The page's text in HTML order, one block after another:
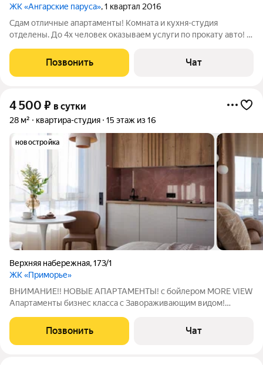
ЖК «Ангарские паруса», 1 квартал 2016
Сдам отличные апартаменты! Комната и кухня-студия
отделены. До 4х человек оказываем услуги по прокату авто! 2
спальне,что очень удобно! Есть все для комфортного
проживания Вай фай 100Мбт
Позвонить Чат
4 500 ₽ в сутки
28 м² квартира-студия 15 этаж из 16
новостройка
Верхняя набережная,173/1
ЖК «Приморье»
ВНИМАНИЕ!! НОВЫЕ АПАРТАМЕНТЫ! с бойлером MORE VIEW
Апартаменты бизнес класса с Завораживающим видом!
в сеть "RASKO HOME " - сеть квартир для счастливых людей В
честь открытия дарим скидки на
Позвонить Чат